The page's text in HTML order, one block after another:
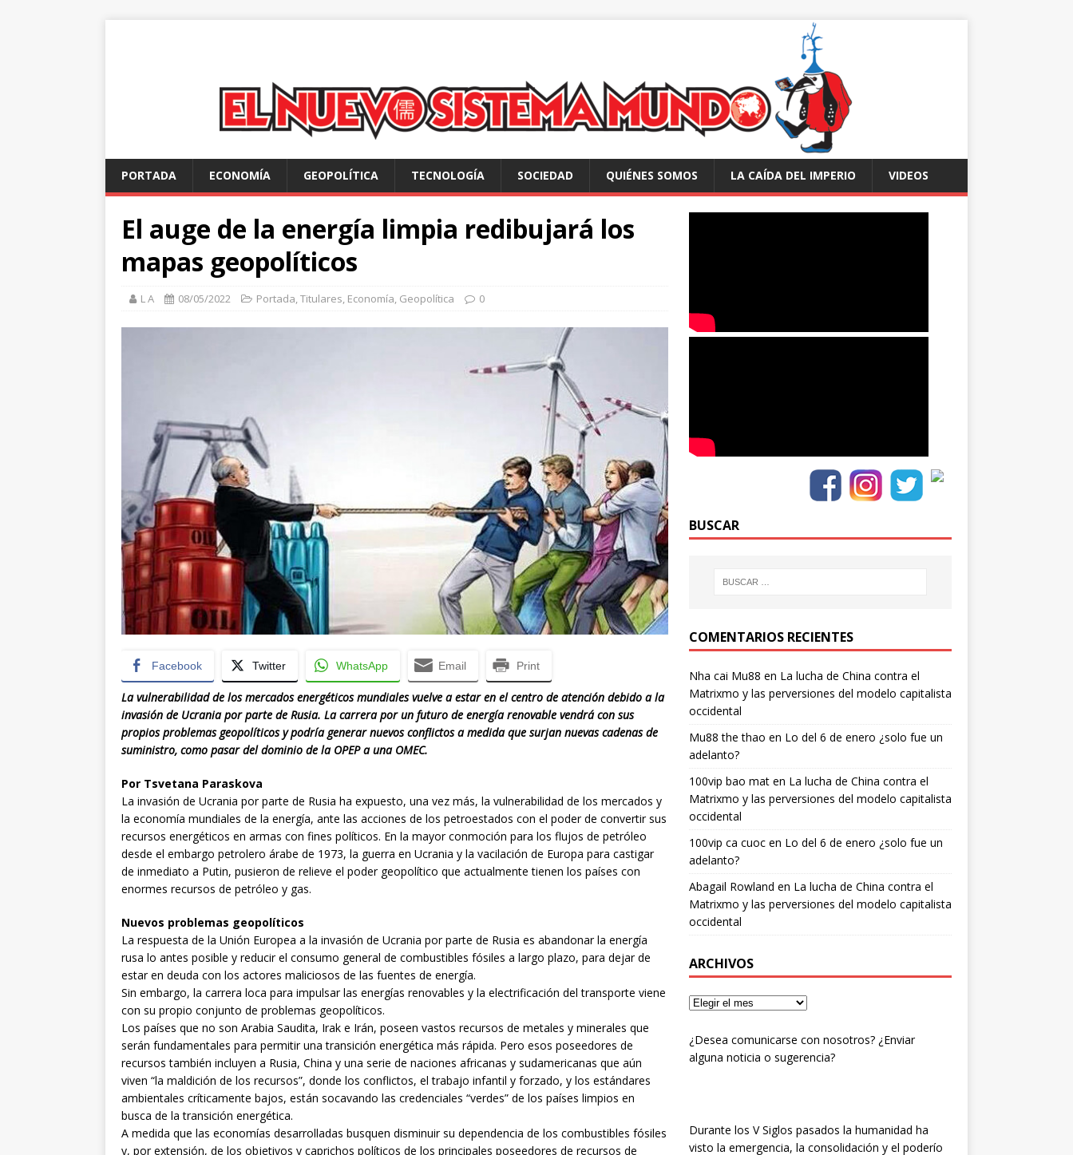
PORTADA ECONOMÍA GEOPOLÍTICA TECNOLOGÍA SOCIEDAD QUIÉNES SOMOS LA CAÍDA DEL IMPERIO VIDEOS
El auge de la energía limpia redibujará los
mapas geopolíticos
L A 08/05/2022 Portada,Titulares, Economía, Geopolítica 0
Facebook Twitter WhatsApp Email Print
La vulnerabilidad de los mercados energéticos mundiales vuelve a estar en el centro de atención debido a la
invasión de Ucrania por parte de Rusia. La carrera por un futuro de energía renovable vendrá con sus
propios problemas geopolíticos y podría generar nuevos conflictos a medida que surjan nuevas cadenas de
suministro, como pasar del dominio de la OPEP a una OMEC.
Por Tsvetana Paraskova
La invasión de Ucrania por parte de Rusia ha expuesto, una vez más, la vulnerabilidad de los mercados y
la economía mundiales de la energía, ante las acciones de los petroestados con el poder de convertir sus
recursos energéticos en armas con fines políticos. En la mayor conmoción para los flujos de petróleo
desde el embargo petrolero árabe de 1973, la guerra en Ucrania y la vacilación de Europa para castigar
de inmediato a Putin, pusieron de relieve el poder geopolítico que actualmente tienen los países con
enormes recursos de petróleo y gas.
Nuevos problemas geopolíticos
La respuesta de la Unión Europea a la invasión de Ucrania por parte de Rusia es abandonar la energía
rusa lo antes posible y reducir el consumo general de combustibles fósiles a largo plazo, para dejar de
estar en deuda con los actores maliciosos de las fuentes de energía.
Sin embargo, la carrera loca para impulsar las energías renovables y la electrificación del transporte viene
con su propio conjunto de problemas geopolíticos.
Los países que no son Arabia Saudita, Irak e Irán, poseen vastos recursos de metales y minerales que
serán fundamentales para permitir una transición energética más rápida. Pero esos poseedores de
recursos también incluyen a Rusia, China y una serie de naciones africanas y sudamericanas que aún
viven “la maldición de los recursos”, donde los conflictos, el trabajo infantil y forzado, y los estándares
ambientales críticamente bajos, están socavando las credenciales “verdes” de los países limpios en
busca de la transición energética.
A medida que las economías desarrolladas busquen disminuir su dependencia de los combustibles fósiles
y, por extensión, de los objetivos y caprichos políticos de los principales poseedores de recursos de
BUSCAR
COMENTARIOS RECIENTES
Nha cai Mu88 en La lucha de China contra el
Matrixmo y las perversiones del modelo capitalista
occidental
Mu88 the thao en Lo del 6 de enero ¿solo fue un
adelanto?
100vip bao maten La lucha de China contra el
Matrixmo y las perversiones del modelo capitalista
occidental
100vip ca cuocen Lo del 6 de enero ¿solo fue un
adelanto?
Abagail Rowland en La lucha de China contra el
Matrixmo y las perversiones del modelo capitalista
occidental
ARCHIVOS
¿Desea comunicarse con nosotros? ¿Enviar
alguna noticia o sugerencia?
Durante los V Siglos pasados la humanidad ha
visto la emergencia, la consolidación y el poderío